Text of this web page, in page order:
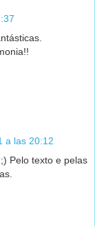
a las 20:12
Pelo texto e pelas